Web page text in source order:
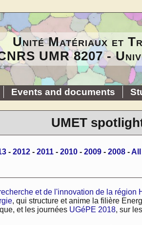
Unité Matériaux et
UMR 8207 -
Events and documents
UMET
- 2012- 2011- 2010- 2009- 2008-All
et de l'innovation de la région
, qui structure et anime la filière
et les journées UGéPE 2018, sur